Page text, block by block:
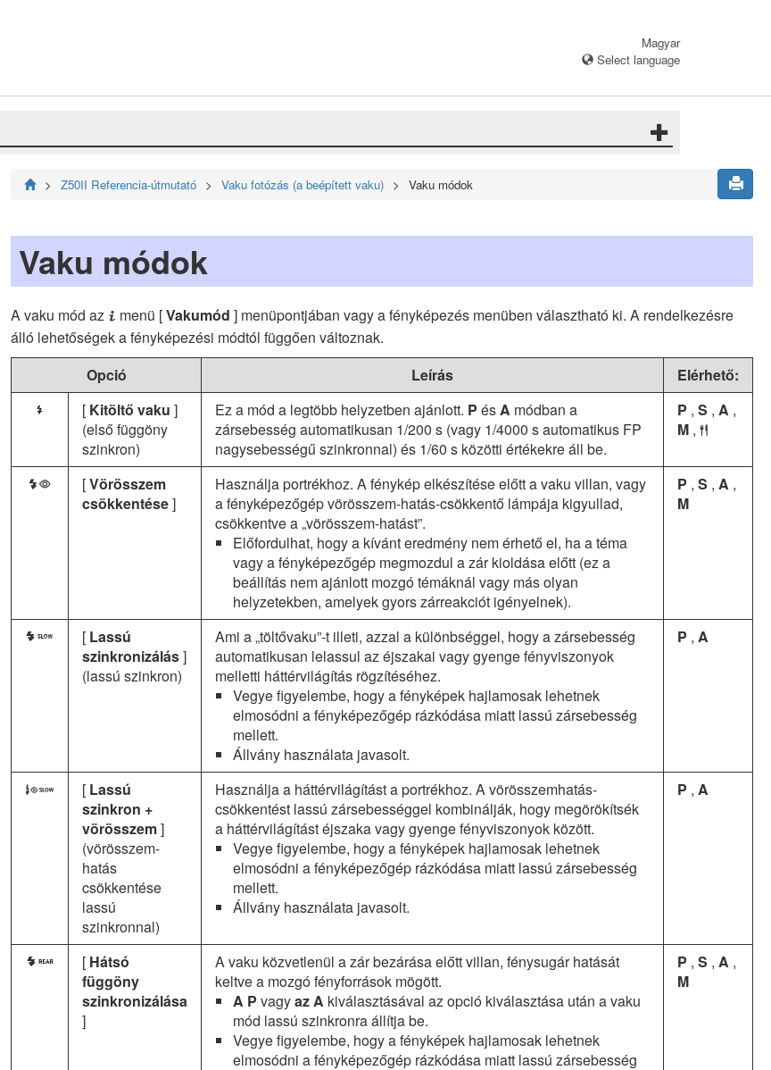
Magyar
Select language
Z50II Referencia-útmutató Vaku fotózás (a beépített vaku) Vaku módok
Vaku módok
A vaku mód az i menü [Vakumód ] menüpontjában vagy a fényképezés menüben választható ki. A rendelkezésre
álló lehetőségek a fényképezési módtól függően változnak.
Opció
Leírás Elérhető:
I [ Kitöltő vaku ]
(első függöny
szinkron)
Ez a mód a legtöbb helyzetben ajánlott. P ésA módban a
zársebesség automatikusan 1/200 s (vagy 1/4000 s automatikus FP
nagysebességű szinkronnal) és 1/60 s közötti értékekre áll be.
P , S , A ,
M , 0
J [Vörösszem
csökkentése]
Használja portrékhoz. A fénykép elkészítése előtt a vaku villan, vagy
a fényképezőgép vörösszem-hatás-csökkentő lámpája kigyullad,
csökkentve a „vörösszem-hatást”.
Előfordulhat, hogy a kívánt eredmény nem érhető el, ha a téma
vagy a fényképezőgép megmozdul a zár kioldása előtt (ez a
beállítás nem ajánlott mozgó témáknál vagy más olyan
helyzetekben, amelyek gyors zárreakciót igényelnek).
P , S , A ,
M
L [ Lassú
szinkronizálás]
(lassú szinkron)
Ami a „töltővaku”-t illeti, azzal a különbséggel, hogy a zársebesség
automatikusan lelassul az éjszakai vagy gyenge fényviszonyok
melletti háttérvilágítás rögzítéséhez.
Vegye figyelembe, hogy a fényképek hajlamosak lehetnek
elmosódni a fényképezőgép rázkódása miatt lassú zársebesség
mellett.
Állvány használata javasolt.
P , A
K [ Lassú
szinkron +
vörösszem]
(vörösszem-
hatás
csökkentése
lassú
szinkronnal)
Használja a háttérvilágítást a portrékhoz. A vörösszemhatás-
csökkentést lassú zársebességgel kombinálják, hogy megörökítsék
a háttérvilágítást éjszaka vagy gyenge fényviszonyok között.
Vegye figyelembe, hogy a fényképek hajlamosak lehetnek
elmosódni a fényképezőgép rázkódása miatt lassú zársebesség
mellett.
Állvány használata javasolt.
P , A
M [ Hátsó
függöny
szinkronizálása
]
A vaku közvetlenül a zár bezárása előtt villan, fénysugár hatását
keltve a mozgó fényforrások mögött.
A P vagyaz A kiválasztásával az opció kiválasztása után a vaku
mód lassú szinkronra állítja be.
Vegye figyelembe, hogy a fényképek hajlamosak lehetnek
elmosódni a fényképezőgép rázkódása miatt lassú zársebesség
P , S , A ,
M